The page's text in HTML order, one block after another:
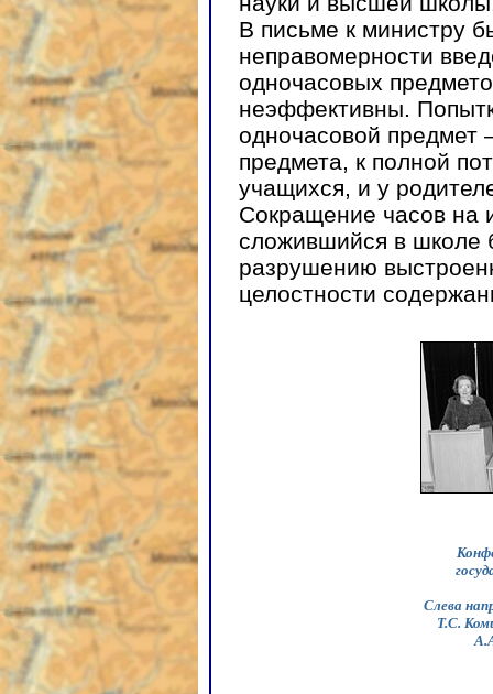
В письме к министру
неправомерности
одночасовых
неэффективны.
одночасовой предмет
предмета, к полной
учащихся, и у
Сокращение часов на
сложившийся в школе
разрушению
целостности
Слева
Т.С.